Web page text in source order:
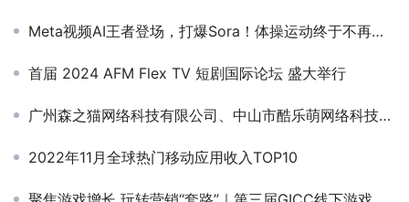
Meta视频AI王者登场，打爆Sora！体操运动终于不再鬼畜
首届 2024 AFM Flex TV 短剧国际论坛 盛大举行
广州森之猫网络科技有限公司、中山市酷乐萌网络科技有限公司、珠海派娱科技有限公司 确认加入PAGC2025丨第五届全球产品与增长展会 游戏对接会
2022年11月全球热门移动应用收入TOP10